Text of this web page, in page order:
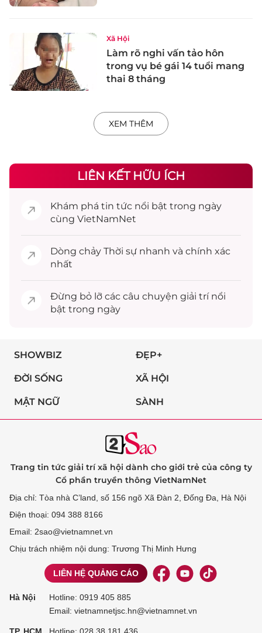
Xã Hội
Làm rõ nghi vấn tảo hôn
trong vụ bé gái 14 tuổi mang
thai 8 tháng
XEM THÊM
LIÊN KẾT HỮU ÍCH
Khám phá tin tức nổi bật trong ngày
cùng VietNamNet
Dòng chảy Thời sự nhanh và chính xác
nhất
Đừng bỏ lỡ các câu chuyện giải trínổi
bật trong ngày
SHOWBIZ ĐẸP+
ĐỜI SỐNG XÃ HỘI
MẬT NGỮ SÀNH
Trang tin tức giải trí xã hội dành cho giới trẻ của công ty
Cổ phần truyền thông VietNamNet
Địa chỉ: Tòa nhà C’land, số 156 ngõ Xã Đàn 2, Đống Đa, Hà Nội
Điện thoại: 094 388 8166
Email: 2sao@vietnamnet.vn
Chịu trách nhiệm nội dung: Trương Thị Minh Hưng
LIÊN HỆ QUẢNG CÁO
Hà Nội Hotline: 0919 405 885
Email: vietnamnetjsc.hn@vietnamnet.vn